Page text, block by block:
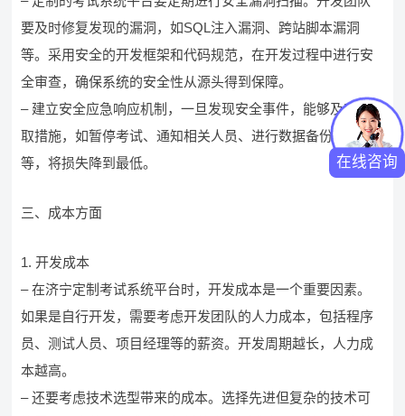
要及时修复发现的漏洞，如SQL注入漏洞、跨站脚本漏洞
等。采用安全的开发框架和代码规范，在开发过程中进行安
全审查，确保系统的安全性从源头得到保障。
– 建立安全应急响应机制，一旦发现安全事件，能够及时采
取措施，如暂停考试、通知相关人员、进行数据备份和恢复
等，将损失降到最低。
三、成本方面
1. 开发成本
– 在济宁定制考试系统平台时，开发成本是一个重要因素。
如果是自行开发，需要考虑开发团队的人力成本，包括程序
员、测试人员、项目经理等的薪资。开发周期越长，人力成
本越高。
– 还要考虑技术选型带来的成本。选择先进但复杂的技术可
在线咨询